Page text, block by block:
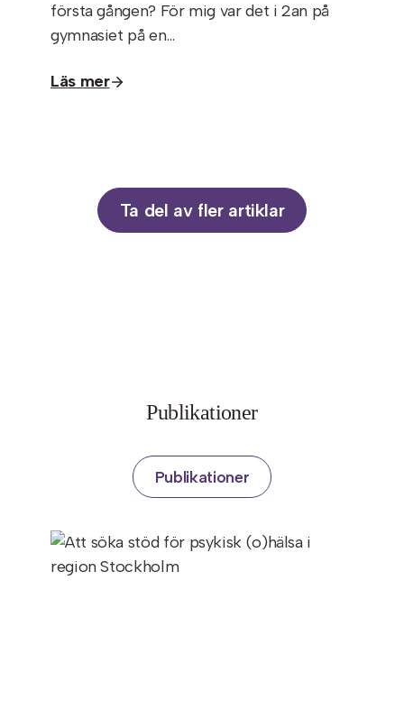
första gången? För mig var det i 2an på
gymnasiet på en…
Läs mer
Ta del av fler artiklar
Publikationer
Publikationer